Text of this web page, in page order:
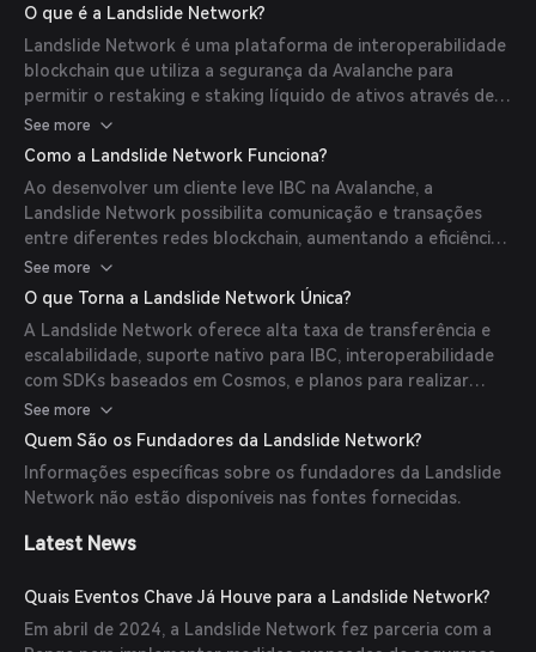
O que é a Landslide Network?
Landslide Network é uma plataforma de interoperabilidade
blockchain que utiliza a segurança da Avalanche para
permitir o restaking e staking líquido de ativos através de
rollups personalizáveis. Suporta conectividade Inter-
Blockchain Communication (IBC), facilitando a integração
See more
Como a Landslide Network Funciona?
Ao desenvolver um cliente leve IBC na Avalanche, a
Landslide Network possibilita comunicação e transações
entre diferentes redes blockchain, aumentando a eficiência
e funcionalidade geral do ecossistema.
See more
O que Torna a Landslide Network Única?
A Landslide Network oferece alta taxa de transferência e
escalabilidade, suporte nativo para IBC, interoperabilidade
com SDKs baseados em Cosmos, e planos para realizar
airdrops para usuários Avalanche e Cosmos.
See more
Quem São os Fundadores da Landslide Network?
Informações específicas sobre os fundadores da Landslide
Network não estão disponíveis nas fontes fornecidas.
Latest News
Quais Eventos Chave Já Houve para a Landslide Network?
Em abril de 2024, a Landslide Network fez parceria com a